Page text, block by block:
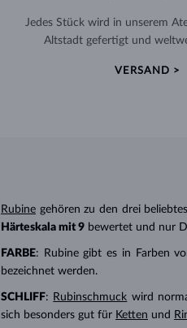
Jedes Stück wird in unserem
Altstadt gefertigt und
VERSAND >
Rubine gehören zu den drei
Härteskala mit 9 bewertet und nur
FARBE: Rubine gibt es in Farben
bezeichnet werden.
SCHLIFF: Rubinschmuck wird
sich besonders gut für Ketten und